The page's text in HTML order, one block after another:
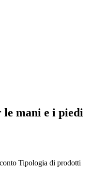
mani e i piedi
Tipologia di prodotti